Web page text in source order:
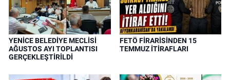
YENİCE BELEDİYE MECLİSİ
AĞUSTOS AYI TOPLANTISI
GERÇEKLEŞTİRİLDİ
FETÖ FİRARİSİNDEN 15
TEMMUZ İTİRAFLARI